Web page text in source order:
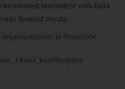
kerkivatest teemadest võib tulla
fookust muuta.
organisatsiooni ja finantside